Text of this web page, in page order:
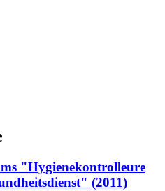
"Hygienekontrolleure
(2011)